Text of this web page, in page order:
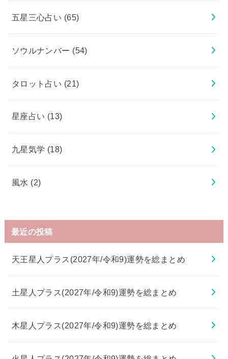
五星三心占い (65)
ソウルナンバー (54)
タロット占い (21)
星座占い (13)
九星気学 (18)
風水 (2)
最近の投稿
天王星人プラス(2027年/令和9)運勢を総まとめ
土星人プラス(2027年/令和9)運勢を総まとめ
木星人プラス(2027年/令和9)運勢を総まとめ